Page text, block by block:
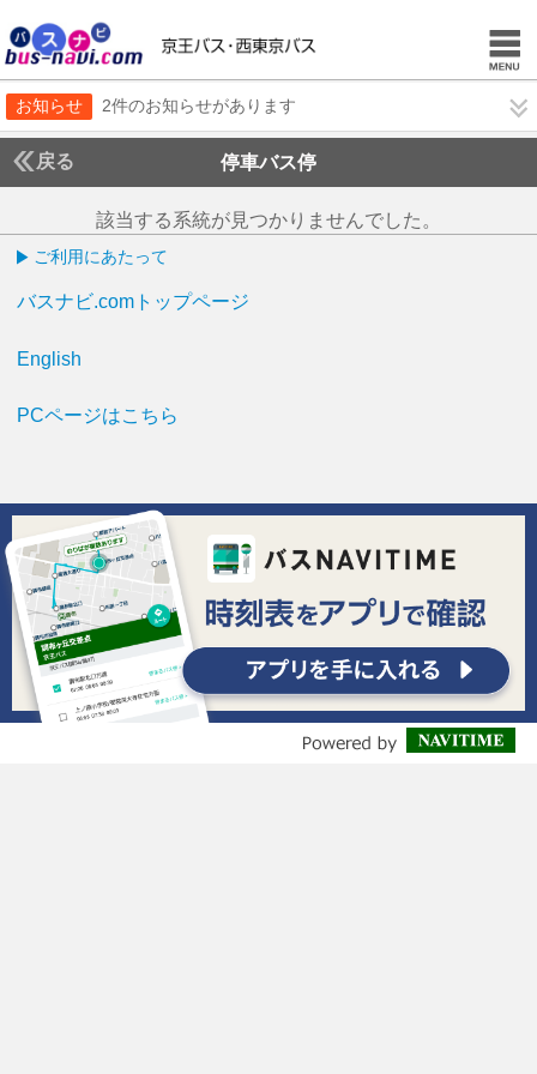
お知らせ 2件のお知らせがあります
戻る 停車バス停
該当する系統が見つかりませんでした。
ご利用にあたって
バスナビ.comトップページ
English
PCページはこちら